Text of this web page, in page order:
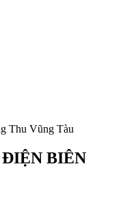
Thu Vũng Tàu
BIÊN